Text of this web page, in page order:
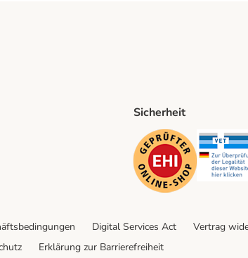
Sicherheit
Security
Digital Services Act Vertrag
Erklärung zur Barrierefreiheit